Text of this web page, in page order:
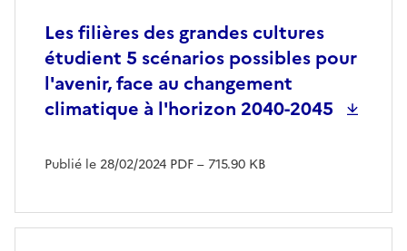
Les filières des grandes cultures
étudient 5 scénarios possibles pour
l'avenir, face au changement
climatique à l'horizon 2040-2045
Publié le 28/02/2024 PDF– 715.90 KB